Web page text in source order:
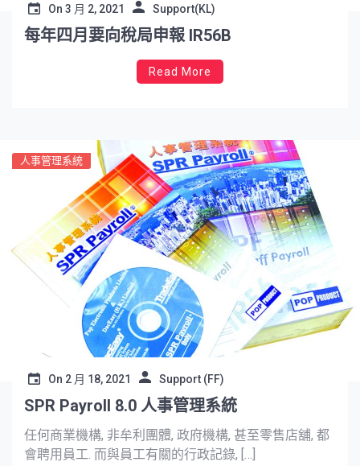
On 3 月 2, 2021 Support(KL)
每年四月要向稅局申報 IR56B
Read More
人事管理系統
On 2 月 18, 2021 Support (FF)
SPR Payroll 8.0 人事管理系統
任何商業機構, 非牟利團體, 政府機構, 甚至零售店舖, 都
會聘用員工. 而與員工有關的行政記錄, […]